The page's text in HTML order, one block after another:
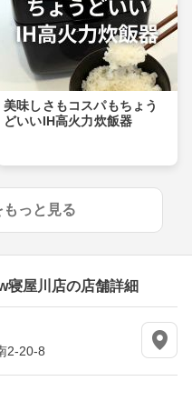
美味しさもコスパもちょう
どいいIH高火力炊飯器
っと見る
寝屋川店の店舗詳細
2-20-8